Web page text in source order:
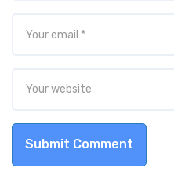
Submit Comment